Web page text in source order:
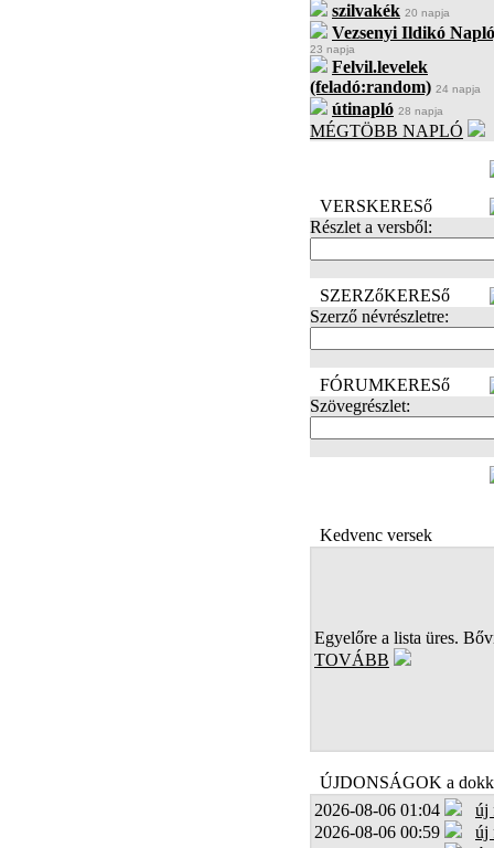
szilvakék 20 napja
Vezsenyi Ildikó
23 napja
Felvil.levelek
(feladó:random) 24 napja
útinapló 28 napja
MÉGTÖBB NAPLÓ
VERSKERESő
Részlet a versből:
SZERZőKERESő
Szerző névrészletre:
FÓRUMKERESő
Szövegrészlet:
Kedvenc versek
Egyelőre a lista üres.
TOVÁBB
ÚJDONSÁGOK a
2026-08-06 01:04
új
2026-08-06 00:59
új